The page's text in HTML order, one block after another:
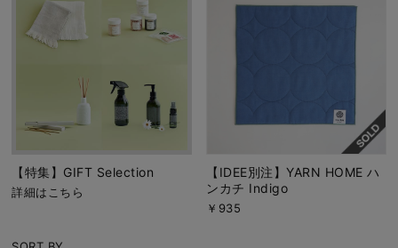
【特集】GIFT Selection
詳細はこちら
【IDEE別注】YARN HOME ハ
ンカチ Indigo
￥935